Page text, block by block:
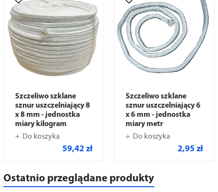
Szczeliwo szklane
sznur uszczelniający 8
x 8 mm - jednostka
miary kilogram
Do koszyka
59,42 zł
Szczeliwo szklane
sznur uszczelniający 6
x 6 mm - jednostka
miary metr
Do koszyka
2,95 zł
Ostatnio przeglądane produkty